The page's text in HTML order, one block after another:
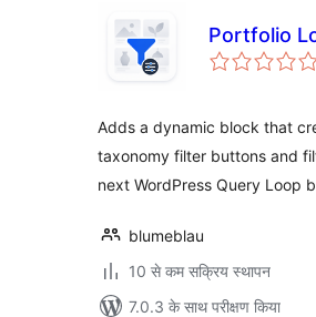
Portfolio
Adds a dynamic block that
taxonomy filter buttons and
next WordPress Query Loop
blumeblau
10 से कम सक्रिय स्थापन
7.0.3 के साथ परीक्षण किया